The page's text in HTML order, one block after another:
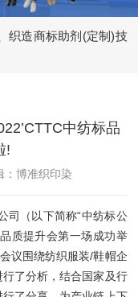
织造商标助剂(定制)技
中纺标品
!
：博准织印染
司（以下简称“中纺标公
质提升会第一场成功举
议围绕纺织服装/鞋帽企
了分析，结合国家及行